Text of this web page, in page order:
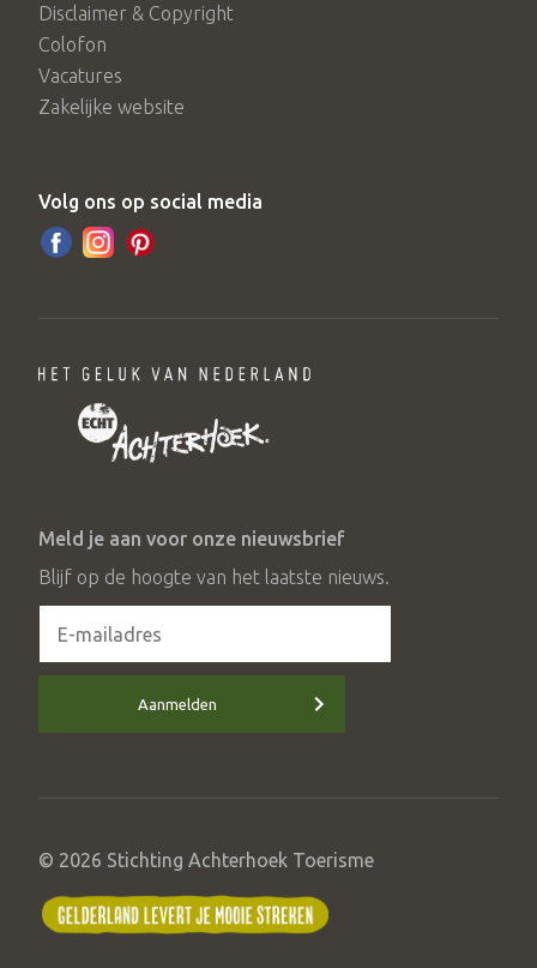
Disclaimer & Copyright
Colofon
Vacatures
Zakelijke website
Volg ons op social media
Meld je aan voor onze nieuwsbrief
Blijf op de hoogte van het laatste nieuws.
Aanmelden
© 2026 Stichting Achterhoek Toerisme